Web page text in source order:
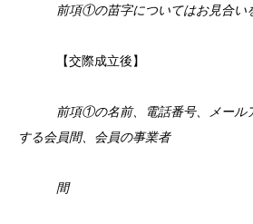
前項①の苗字についてはお見合いを
【交際成立後】
前項①の名前、電話番号、メールア
する会員間、会員の事業者
間